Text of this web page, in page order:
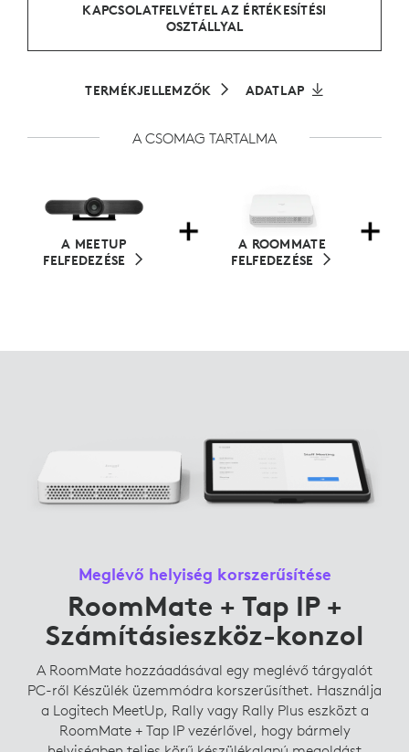
KAPCSOLATFELVÉTEL AZ ÉRTÉKESÍTÉSI
OSZTÁLLYAL
TERMÉKJELLEMZŐK ADATLAP
A CSOMAG TARTALMA
A MEETUP
FELFEDEZÉSE
A ROOMMATE
FELFEDEZÉSE
Meglévő helyiség korszerűsítése
RoomMate + Tap IP +
Számításieszköz-konzol
A RoomMate hozzáadásával egy meglévő tárgyalót
PC-ről Készülék üzemmódra korszerűsíthet. Használja
a Logitech MeetUp, Rally vagy Rally Plus eszközt a
RoomMate + Tap IP vezérlővel, hogy bármely